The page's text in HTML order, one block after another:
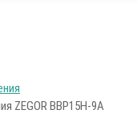
ZEGOR BBP15Н-9А